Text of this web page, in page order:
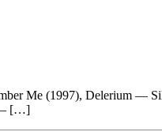
Me (1997), Delerium —
— […]